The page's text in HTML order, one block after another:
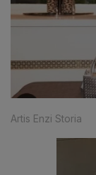
Artis Enzi Storia